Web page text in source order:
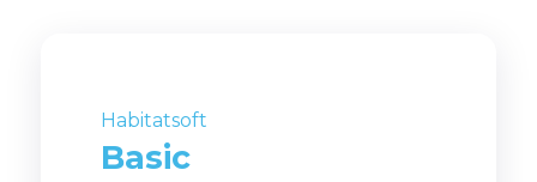
Habitatsoft
Basic